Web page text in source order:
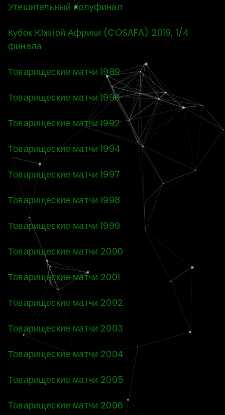
Утешительный полуфинал
Кубок Южной Африки (COSAFA) 2019, 1/4
финала
Товарищеские матчи 1989
Товарищеские матчи 1990
Товарищеские матчи 1992
Товарищеские матчи 1994
Товарищеские матчи 1997
Товарищеские матчи 1998
Товарищеские матчи 1999
Товарищеские матчи 2000
Товарищеские матчи 2001
Товарищеские матчи 2002
Товарищеские матчи 2003
Товарищеские матчи 2004
Товарищеские матчи 2005
Товарищеские матчи 2006